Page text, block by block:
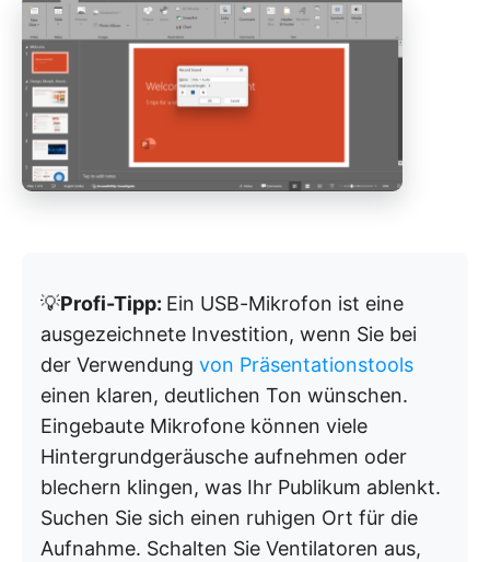
💡Profi-Tipp: Ein USB-Mikrofon ist eine
ausgezeichnete Investition, wenn Sie bei
der Verwendung von Präsentationstools
einen klaren, deutlichen Ton wünschen.
Eingebaute Mikrofone können viele
Hintergrundgeräusche aufnehmen oder
blechern klingen, was Ihr Publikum ablenkt.
Suchen Sie sich einen ruhigen Ort für die
Aufnahme. Schalten Sie Ventilatoren aus,